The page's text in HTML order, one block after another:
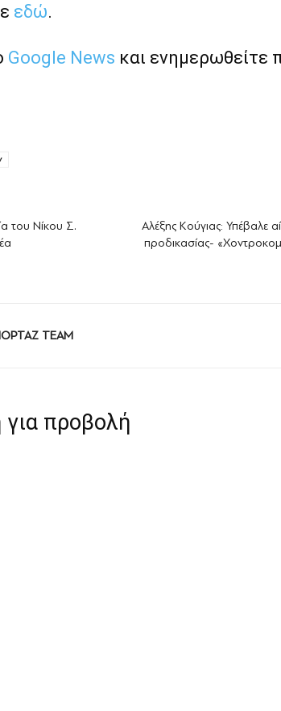
εδώ.
Google News και ενημερωθείτε
του Νίκου Σ.
Αλέξης Κούγιας: Υπέβαλε
προδικασίας-
TEAM
για προβολή